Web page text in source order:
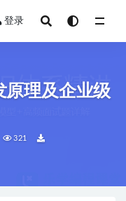
登录
原理及企业级
321